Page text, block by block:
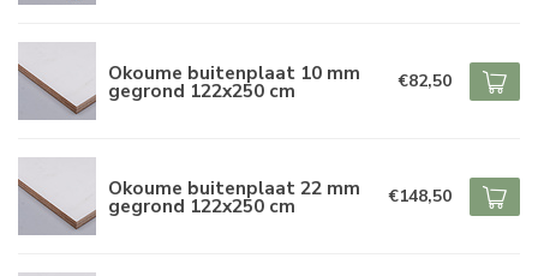
Okoume buitenplaat 10 mm
gegrond 122x250 cm €82,50
Okoume buitenplaat 22 mm
gegrond 122x250 cm €148,50